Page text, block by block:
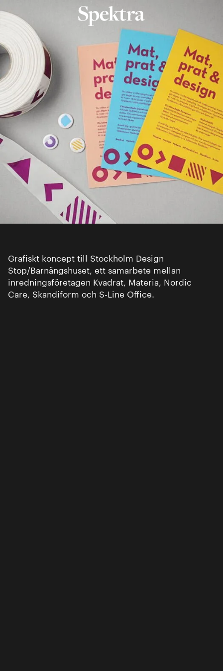
Grafiskt koncept till Stockholm Design
Stop/Barnängshuset, ett samarbete mellan
inredningsföretagen Kvadrat, Materia, Nordic
Care, Skandiform och S-Line Office.